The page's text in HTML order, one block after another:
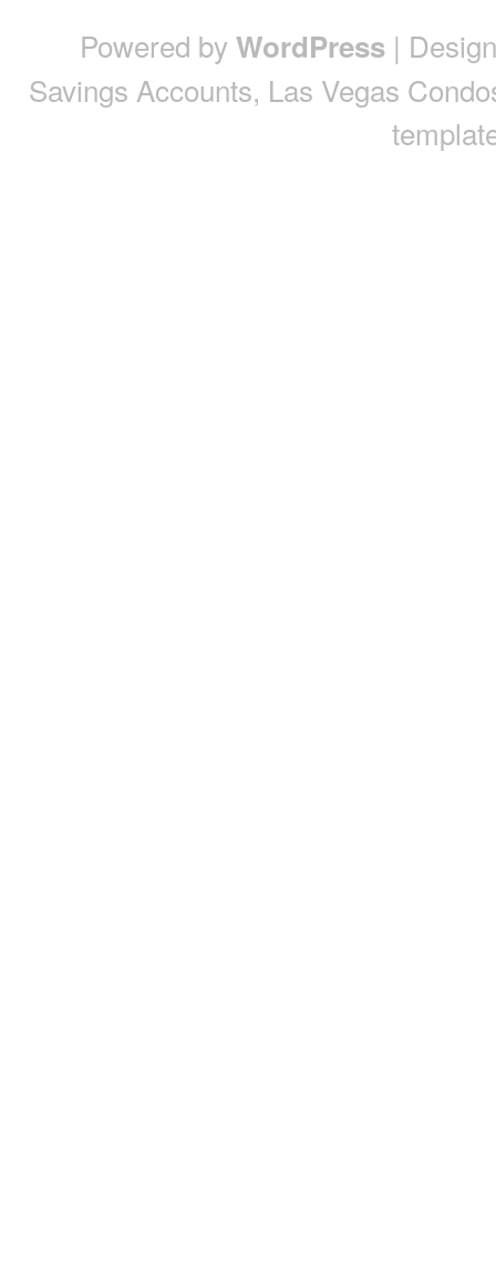
Powered by WordPress |
Savings Accounts, Las Vegas